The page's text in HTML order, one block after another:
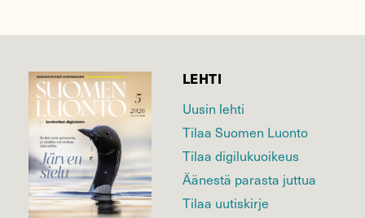
LEHTI
Uusin lehti
Tilaa Suomen Luonto
Tilaa digilukuoikeus
Äänestä parasta juttua
Tilaa uutiskirje